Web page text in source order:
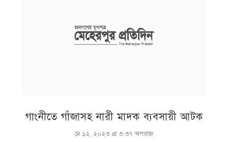
গাংনীতে গাঁজাসহ নারী মাদক ব্যবসায়ী আটক
মে ১২, ২০২৩ at ৩:৩৭ অপরাহ্ণ